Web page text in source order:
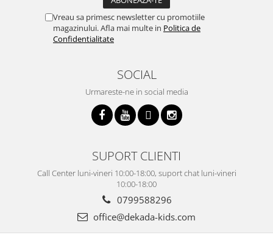
Vreau sa primesc newsletter cu promotiile
magazinului. Afla mai multe in Politica de
Confidentialitate
SOCIAL
Urmareste-ne in social media
SUPORT CLIENTI
Call Center luni-vineri 10:00-18:00, suport chat luni-vineri
10:00-18:00
0799588296
office@dekada-kids.com